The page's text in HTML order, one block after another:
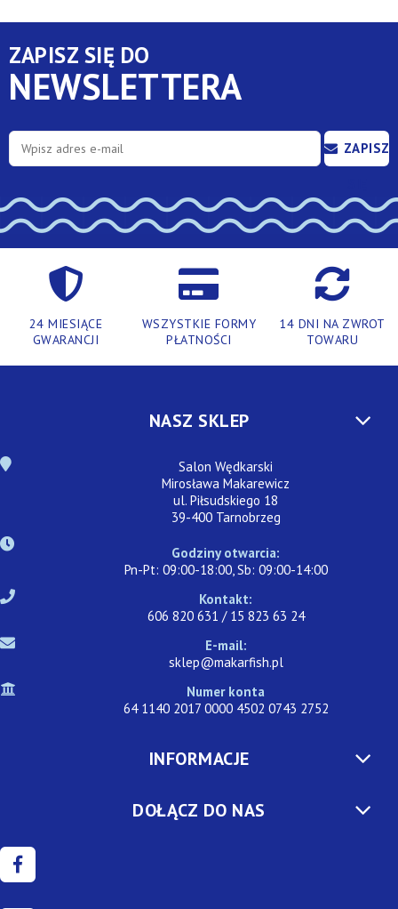
ZAPISZ SIĘ DO
NEWSLETTERA
ZAPISZ
24 MIESIĄCE
GWARANCJI
WSZYSTKIE FORMY
PŁATNOŚCI
14 DNI NA ZWROT
TOWARU
NASZ SKLEP
Salon Wędkarski
Mirosława Makarewicz
ul. Piłsudskiego 18
39-400 Tarnobrzeg
Godziny otwarcia:
Pn-Pt: 09:00-18:00, Sb: 09:00-14:00
Kontakt:
606 820 631 / 15 823 63 24
E-mail:
sklep@makarfish.pl
Numer konta
64 1140 2017 0000 4502 0743 2752
INFORMACJE
DOŁĄCZ DO NAS